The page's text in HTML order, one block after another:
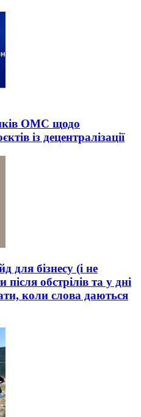
ОМС щодо
із децентралізації
бізнесу (і не
обстрілів та у дні
коли слова даються